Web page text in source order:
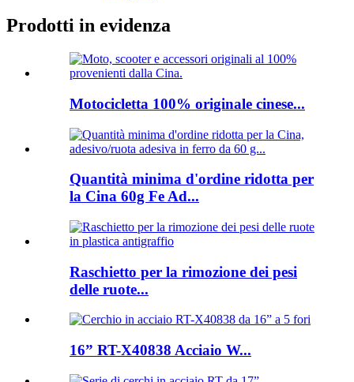
Prodotti in evidenza
Motocicletta 100% originale cinese...
Quantità minima d'ordine ridotta per
la Cina 60g Fe Ad...
Raschietto per la rimozione dei pesi
delle ruote...
16” RT-X40838 Acciaio W...